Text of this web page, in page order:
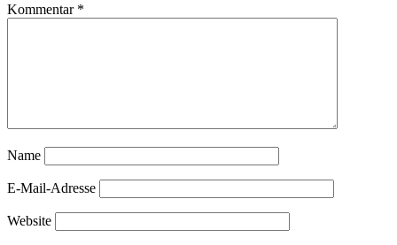
Kommentar *
Name
E-Mail-Adresse
Website